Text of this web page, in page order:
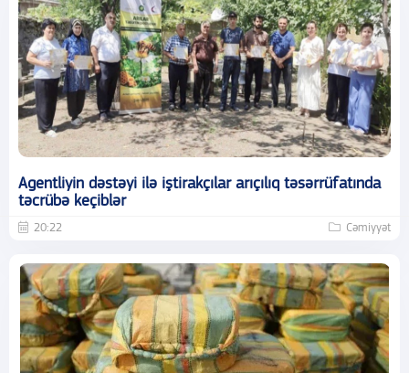
Agentliyin dəstəyi ilə iştirakçılar arıçılıq təsərrüfatında
təcrübə keçiblər
20:22 Cəmiyyət